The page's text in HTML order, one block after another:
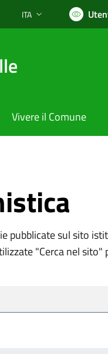
Lingua attiva:
ITA
Vivere il Comune
pubblicate sul sito
"Cerca nel sito"